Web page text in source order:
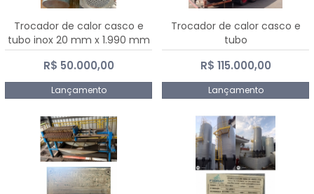
Trocador de calor casco e
tubo inox 20 mm x 1.990 mm
R$ 50.000,00
Lançamento
Trocador de calor casco e
tubo
R$ 115.000,00
Lançamento